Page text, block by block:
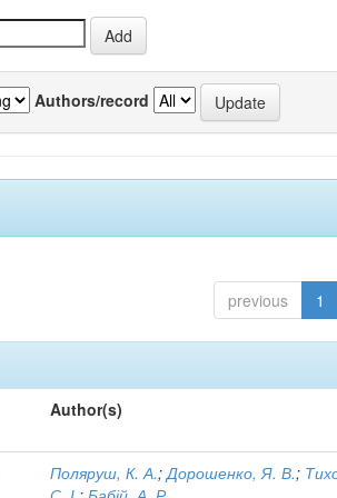
Authors/record
previous 1
Author(s)
Поляруш, К. А.;Дорошенко, Я. В.;